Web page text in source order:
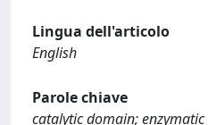
Lingua dell'articolo
English
Parole chiave
catalytic domain;